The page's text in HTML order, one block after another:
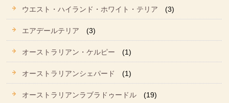
ウエスト・ハイランド・ホワイト・テリア (3)
エアデールテリア (3)
オーストラリアン・ケルピー (1)
オーストラリアンシェパード (1)
オーストラリアンラブラドゥードル (19)